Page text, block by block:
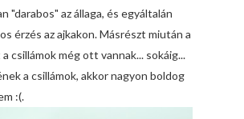
"darabos" az állaga, és egyáltalán
érzés az ajkakon. Másrészt miután a
csillámok még ott vannak... sokáig...
a csillámok, akkor nagyon boldog
:(.